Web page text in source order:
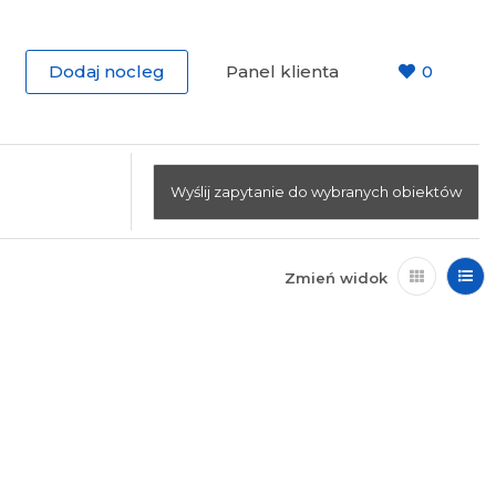
Dodaj nocleg Panel klienta 0
Wyślij zapytanie do wybranych obiektów
Zmień widok